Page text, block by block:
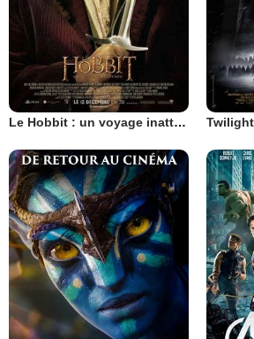
Le Hobbit : un voyage inattendu